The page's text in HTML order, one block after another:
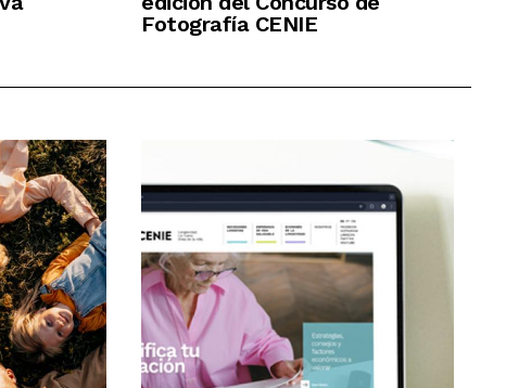
Fotografía CENIE